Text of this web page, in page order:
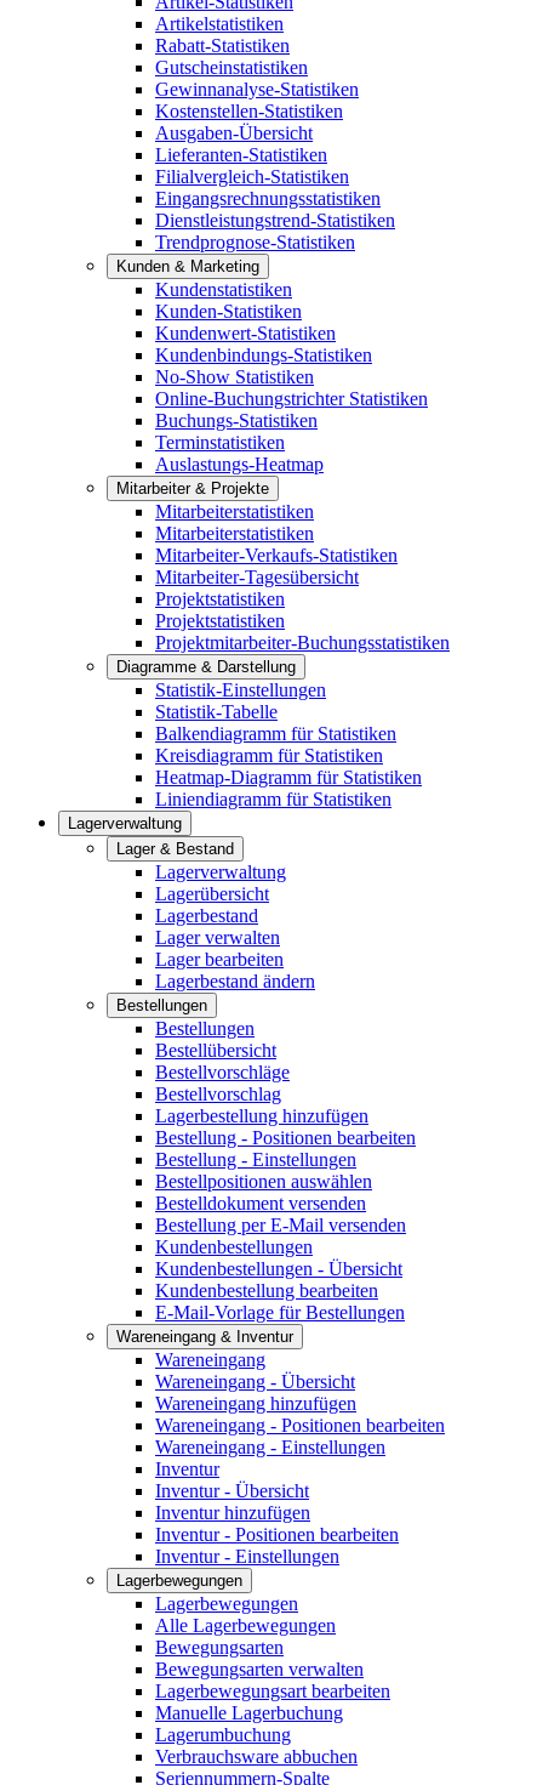
Artikelstatistiken
Rabatt-Statistiken
Gutscheinstatistiken
Gewinnanalyse-Statistiken
Kostenstellen-Statistiken
Ausgaben-Übersicht
Lieferanten-Statistiken
Filialvergleich-Statistiken
Eingangsrechnungsstatistiken
Dienstleistungstrend-Statistiken
Trendprognose-Statistiken
Kunden & Marketing
Kundenstatistiken
Kunden-Statistiken
Kundenwert-Statistiken
Kundenbindungs-Statistiken
No-Show Statistiken
Online-Buchungstrichter Statistiken
Buchungs-Statistiken
Terminstatistiken
Auslastungs-Heatmap
Mitarbeiter & Projekte
Mitarbeiterstatistiken
Mitarbeiterstatistiken
Mitarbeiter-Verkaufs-Statistiken
Mitarbeiter-Tagesübersicht
Projektstatistiken
Projektstatistiken
Projektmitarbeiter-Buchungsstatistiken
Diagramme & Darstellung
Statistik-Einstellungen
Statistik-Tabelle
Balkendiagramm für Statistiken
Kreisdiagramm für Statistiken
Heatmap-Diagramm für Statistiken
Liniendiagramm für Statistiken
Lagerverwaltung
Lager & Bestand
Lagerverwaltung
Lagerübersicht
Lagerbestand
Lager verwalten
Lager bearbeiten
Lagerbestand ändern
Bestellungen
Bestellungen
Bestellübersicht
Bestellvorschläge
Bestellvorschlag
Lagerbestellung hinzufügen
Bestellung - Positionen bearbeiten
Bestellung - Einstellungen
Bestellpositionen auswählen
Bestelldokument versenden
Bestellung per E-Mail versenden
Kundenbestellungen
Kundenbestellungen - Übersicht
Kundenbestellung bearbeiten
E-Mail-Vorlage für Bestellungen
Wareneingang & Inventur
Wareneingang
Wareneingang - Übersicht
Wareneingang hinzufügen
Wareneingang - Positionen bearbeiten
Wareneingang - Einstellungen
Inventur
Inventur - Übersicht
Inventur hinzufügen
Inventur - Positionen bearbeiten
Inventur - Einstellungen
Lagerbewegungen
Lagerbewegungen
Alle Lagerbewegungen
Bewegungsarten
Bewegungsarten verwalten
Lagerbewegungsart bearbeiten
Manuelle Lagerbuchung
Lagerumbuchung
Verbrauchsware abbuchen
Seriennummern-Spalte